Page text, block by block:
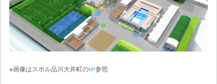
※画像はスポル品川大井町のHP参照